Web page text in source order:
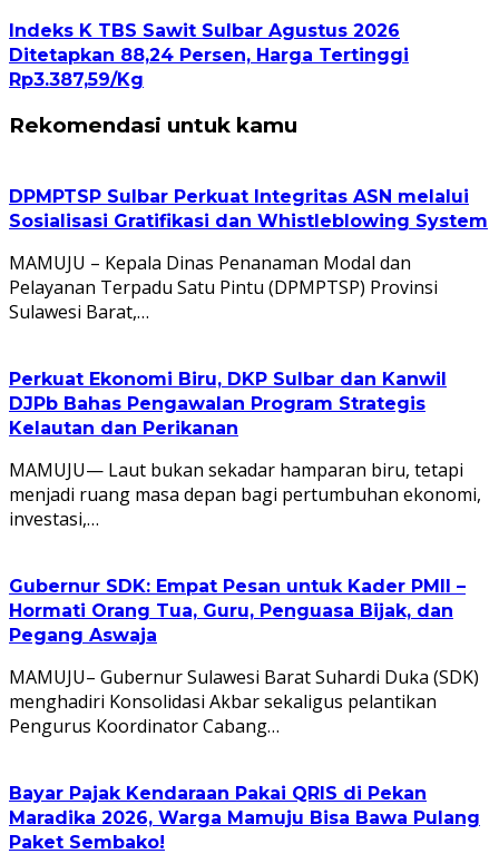
Indeks K TBS Sawit Sulbar Agustus 2026
Ditetapkan 88,24 Persen, Harga Tertinggi
Rp3.387,59/Kg
Rekomendasi untuk kamu
DPMPTSP Sulbar Perkuat Integritas ASN melalui
Sosialisasi Gratifikasi dan Whistleblowing System
MAMUJU – Kepala Dinas Penanaman Modal dan
Pelayanan Terpadu Satu Pintu (DPMPTSP) Provinsi
Sulawesi Barat,…
Perkuat Ekonomi Biru, DKP Sulbar dan Kanwil
DJPb Bahas Pengawalan Program Strategis
Kelautan dan Perikanan
MAMUJU— Laut bukan sekadar hamparan biru, tetapi
menjadi ruang masa depan bagi pertumbuhan ekonomi,
investasi,…
Gubernur SDK: Empat Pesan untuk Kader PMII –
Hormati Orang Tua, Guru, Penguasa Bijak, dan
Pegang Aswaja
MAMUJU– Gubernur Sulawesi Barat Suhardi Duka (SDK)
menghadiri Konsolidasi Akbar sekaligus pelantikan
Pengurus Koordinator Cabang…
Bayar Pajak Kendaraan Pakai QRIS di Pekan
Maradika 2026, Warga Mamuju Bisa Bawa Pulang
Paket Sembako!